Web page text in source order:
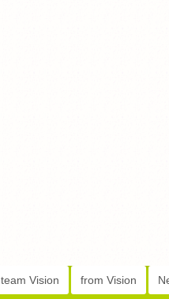
team Vision from Vision